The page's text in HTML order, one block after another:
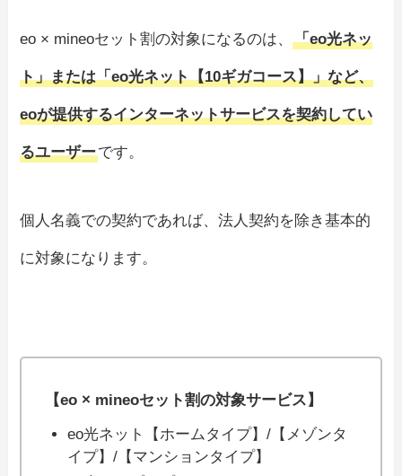
eo × mineoセット割の対象になるのは、「eo光ネッ
ト」または「eo光ネット【10ギガコース】」など、
eoが提供するインターネットサービスを契約してい
るユーザーです。
個人名義での契約であれば、法人契約を除き基本的
に対象になります。
【eo × mineoセット割の対象サービス】
eo光ネット【ホームタイプ】/【メゾンタ
イプ】/【マンションタイプ】